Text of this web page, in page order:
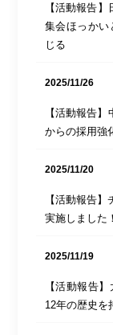
【活動報告
集会ほっかい
じる
2025/11/26
【活動報告
からの採用強
2025/11/20
【活動報告
実施しました！
2025/11/19
【活動報告
12年の歴史を